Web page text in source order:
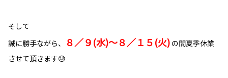
そして
誠に勝手ながら、
８／９(水)～８／１５(火) の間夏季休業
させて頂きます😓